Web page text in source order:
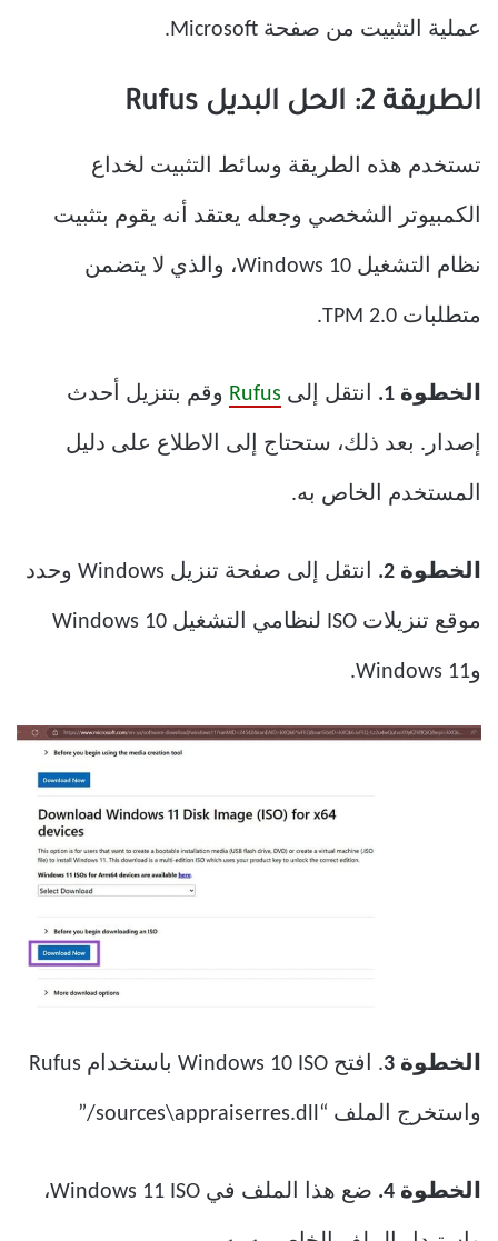
عملية التثبيت من صفحة Microsoft.
الطريقة 2: الحل البديل Rufus
تستخدم هذه الطريقة وسائط التثبيت لخداع
الكمبيوتر الشخصي وجعله يعتقد أنه يقوم بتثبيت
نظام التشغيل Windows 10، والذي لا يتضمن
متطلبات TPM 2.0.
الخطوة 1. انتقل إلى Rufus وقم بتنزيل أحدث
إصدار. بعد ذلك، ستحتاج إلى الاطلاع على دليل
المستخدم الخاص به.
الخطوة 2. انتقل إلى صفحة تنزيل Windows وحدد
موقع تنزيلات ISO لنظامي التشغيل Windows 10
وWindows 11.
الخطوة 3 . افتح Windows 10 ISO باستخدام Rufus
واستخرج الملف “sources\appraiserres.dll/”
الخطوة 4. ضع هذا الملف في Windows 11 ISO،